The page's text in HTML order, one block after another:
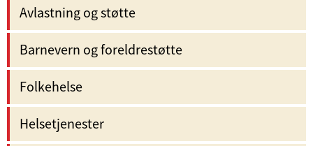
Avlastning og støtte
Barnevern og foreldrestøtte
Folkehelse
Helsetjenester